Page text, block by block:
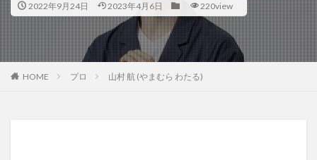
2022年9月24日 2023年4月6日 220view
HOME プロ 山村 航 (やまむら わたる)